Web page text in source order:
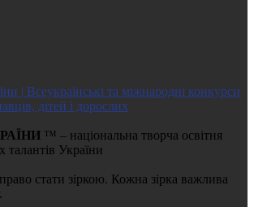
™ – національна творча освітня
талантів України
стати зіркою. Кожна зірка важлива